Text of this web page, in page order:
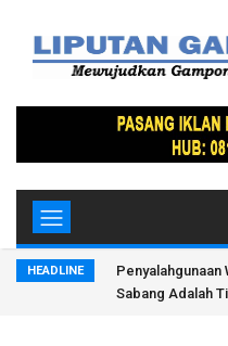
HEADLINE
Polres
Gas Andaman,
Indo-Pasifik